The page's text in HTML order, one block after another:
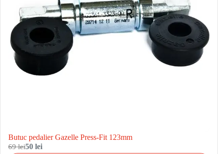
Butuc pedalier Gazelle Press-Fit 123mm
69 lei50 lei